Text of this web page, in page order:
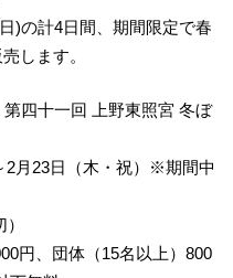
)の計4日間、期間限定で春
します。
四十一回 上野東照宮 冬ぼ
2月23日（木・祝）※期間中
円、団体（15名以上）800